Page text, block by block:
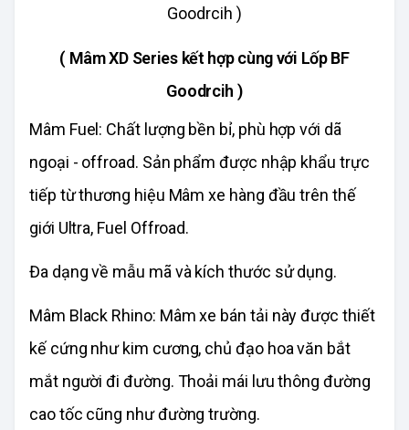
( Mâm XD Series kết hợp cùng với Lốp BF
Goodrcih )
Mâm Fuel: Chất lượng bền bỉ, phù hợp với dã
ngoại - offroad. Sản phẩm được nhập khẩu trực
tiếp từ thương hiệu Mâm xe hàng đầu trên thế
giới Ultra, Fuel Offroad.
Đa dạng về mẫu mã và kích thước sử dụng.
Mâm Black Rhino: Mâm xe bán tải này được thiết
kế cứng như kim cương, chủ đạo hoa văn bắt
mắt người đi đường. Thoải mái lưu thông đường
cao tốc cũng như đường trường.